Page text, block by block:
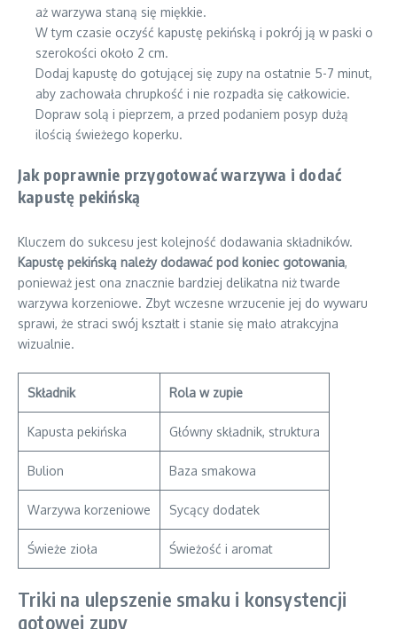
aż warzywa staną się miękkie.
W tym czasie oczyść kapustę pekińską i pokrój ją w paski o
szerokości około 2 cm.
Dodaj kapustę do gotującej się zupy na ostatnie 5-7 minut,
aby zachowała chrupkość i nie rozpadła się całkowicie.
Dopraw solą i pieprzem, a przed podaniem posyp dużą
ilością świeżego koperku.
Jak poprawnie przygotować warzywa i dodać
kapustę pekińską
Kluczem do sukcesu jest kolejność dodawania składników.
Kapustę pekińską należy dodawać pod koniec gotowania,
ponieważ jest ona znacznie bardziej delikatna niż twarde
warzywa korzeniowe. Zbyt wczesne wrzucenie jej do wywaru
sprawi, że straci swój kształt i stanie się mało atrakcyjna
wizualnie.
Składnik Rola w zupie
Kapusta pekińska Główny składnik, struktura
Bulion Baza smakowa
Warzywa korzeniowe Sycący dodatek
Świeże zioła Świeżość i aromat
Triki na ulepszenie smaku i konsystencji
gotowej zupy